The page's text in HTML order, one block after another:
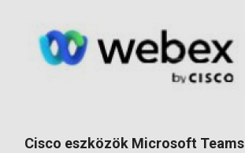
Cisco eszközök Microsoft Teams